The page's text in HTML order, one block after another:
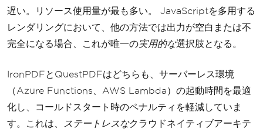
遅い。リソース使用量が最も多い。 JavaScriptを多用する
レンダリングにおいて、他の方法では出力が空白または不
完全になる場合、これが唯一の実用的な選択肢となる。
IronPDFとQuestPDFはどちらも、サーバーレス環境
（Azure Functions、AWS Lambda）の起動時間を最適
化し、コールドスタート時のペナルティを軽減していま
す。これは、
ステートレスなクラウドネイティブアーキテ